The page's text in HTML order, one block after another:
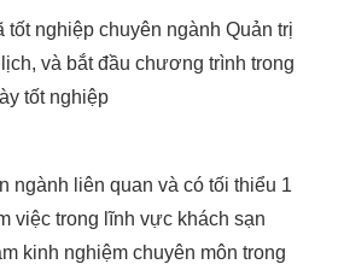
tốt nghiệp chuyên ngành Quản trị
và bắt đầu chương trình trong
tốt nghiệp
ngành liên quan và có tối thiểu 1
việc trong lĩnh vực khách sạn
kinh nghiệm chuyên môn trong